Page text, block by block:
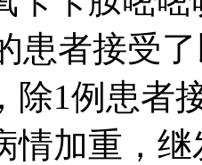
患者接受
除1例患者
情加重，